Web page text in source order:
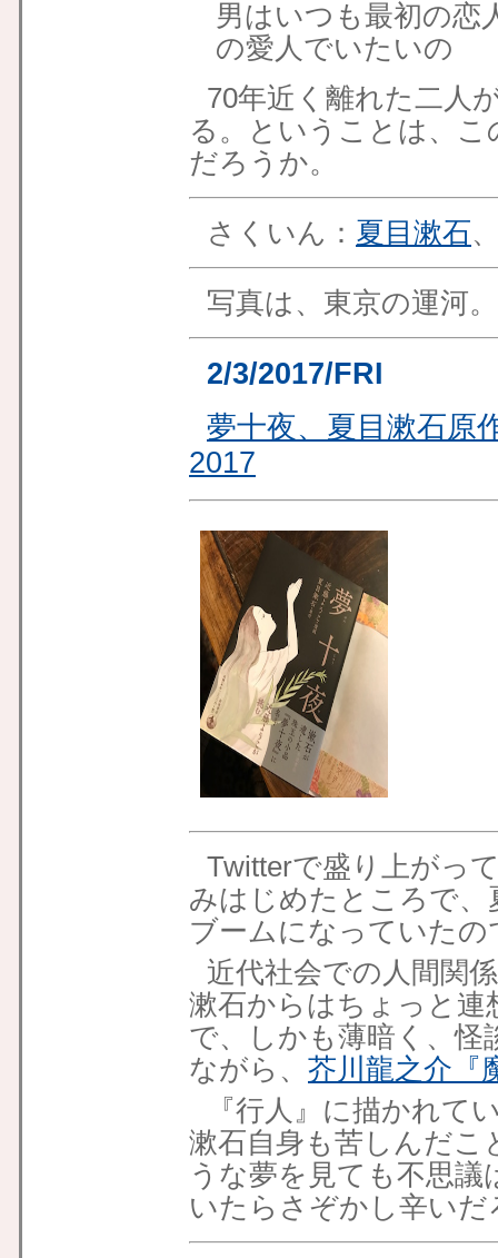
男はいつも最初の恋
の愛人でいたいの
70年近く離れた二人
る。ということは、
だろうか。
さくいん： 夏目漱石
写真は、東京の運河。
2/3/2017/FRI
夢十夜、夏目漱石原
2017
Twitterで盛り上がっ
みはじめたところで
ブームになっていたの
近代社会での人間関
漱石からはちょっと
で、しかも薄暗く、怪
ながら、 芥川龍之介
『行人』に描かれて
漱石自身も苦しんだ
うな夢を見ても不思
いたらさぞかし辛いだ